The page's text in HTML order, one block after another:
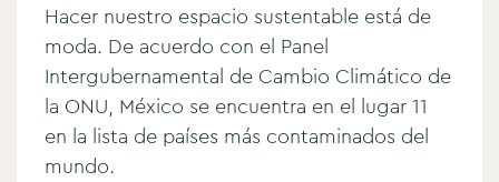
Hacer nuestro espacio sustentable está de
moda. De acuerdo con el Panel
Intergubernamental de Cambio Climático de
la ONU, México se encuentra en el lugar 11
en la lista de países más contaminados del
mundo.